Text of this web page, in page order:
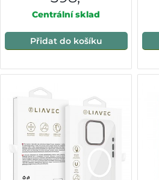
Centrální sklad
Přidat do košíku